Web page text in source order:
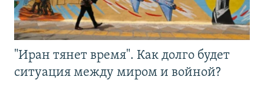
"Иран тянет время". Как долго будет
ситуация между миром и войной?